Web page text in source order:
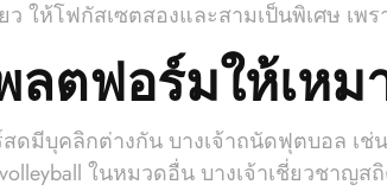
ยว ให้โฟกัสเซตสองและสามเป็นพิเศษ เ
ลตฟอร์มให้เหม
ดมีบุคลิกต่างกัน บางเจ้าถนัดฟุตบอล เ
ในหมวดอื่น บางเจ้าเชี่ยวชาญ